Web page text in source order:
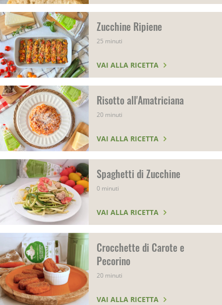
Zucchine Ripiene
25 minuti
VAI ALLA RICETTA
Risotto all'Amatriciana
20 minuti
VAI ALLA RICETTA
Spaghetti di Zucchine
0 minuti
VAI ALLA RICETTA
Crocchette di Carote e
Pecorino
20 minuti
VAI ALLA RICETTA